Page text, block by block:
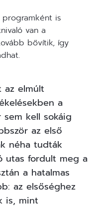
is
van a
bővítik, így
az elmúlt
a
kell sokáig
az első
néha tudták
utas fordult meg a
a hatalmas
az elsőséghez
is, mint